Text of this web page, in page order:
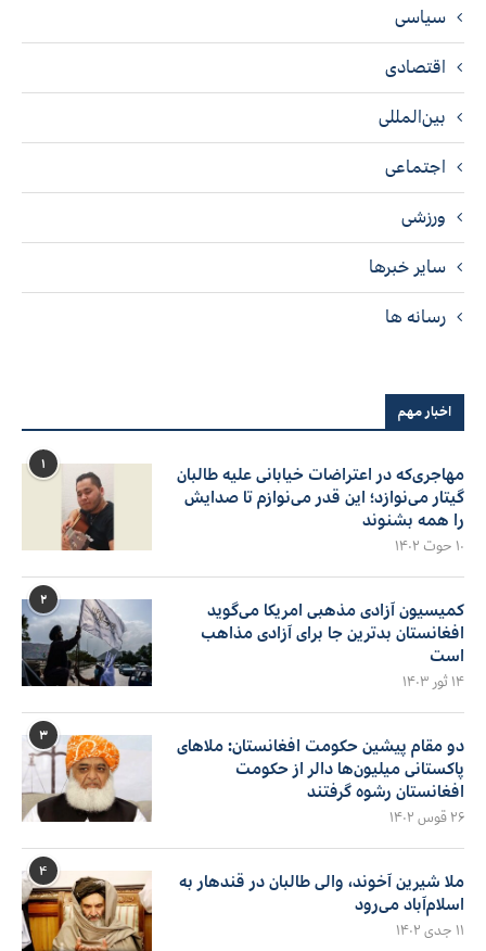
سیاسی
اقتصادی
بین‌المللی
اجتماعی
ورزشی
سایر خبرها
رسانه ها
اخبار مهم
۱
مهاجری‌که در اعتراضات خیابانی علیه طالبان
گیتار می‌نوازد؛ این قدر می‌نوازم تا صدایش
را همه بشنوند
۱۰ حوت ۱۴۰۲
۲
کمیسیون آزادی مذهبی امریکا می‌گوید
افغانستان بدترین جا برای آزادی مذاهب
است
۱۴ ثور ۱۴۰۳
۳
دو مقام پیشین حکومت افغانستان: ملاهای
پاکستانی میلیون‌ها دالر از حکومت
افغانستان رشوه گرفتند
۲۶ قوس ۱۴۰۲
۴
ملا شیرین آخوند، والی طالبان در قندهار به
اسلام‌آباد می‌رود
۱۱ جدی ۱۴۰۲